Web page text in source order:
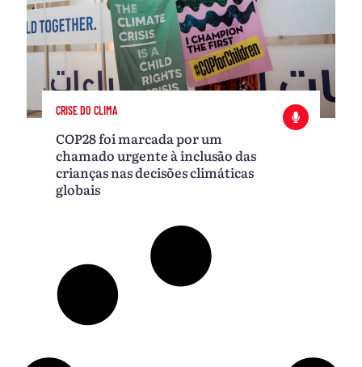
CRISE DO CLIMA
COP28 foi marcada por um
chamado urgente à inclusão das
crianças nas decisões climáticas
globais